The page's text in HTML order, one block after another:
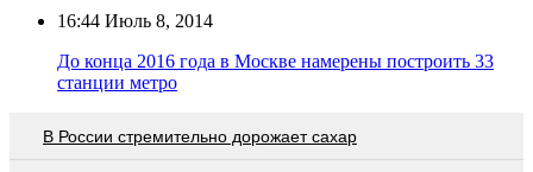
16:44 Июль 8, 2014
До конца 2016 года в Москве намерены построить 33
станции метро
В России стремительно дорожает сахар